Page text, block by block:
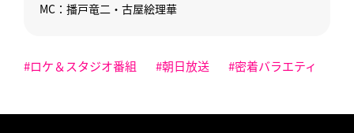
MC：播戸竜二・古屋絵理華
#ロケ＆スタジオ番組 #朝日放送 #密着バラエティ